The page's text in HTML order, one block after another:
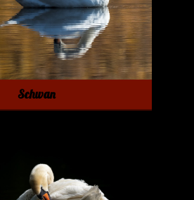
Schwan